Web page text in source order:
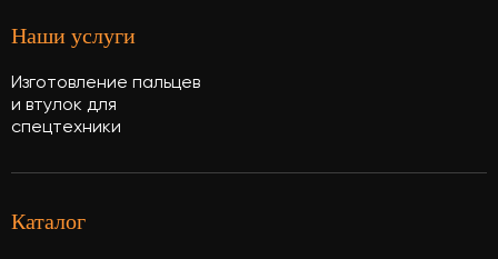
Наши услуги
Изготовление пальцев
и втулок для
спецтехники
Каталог